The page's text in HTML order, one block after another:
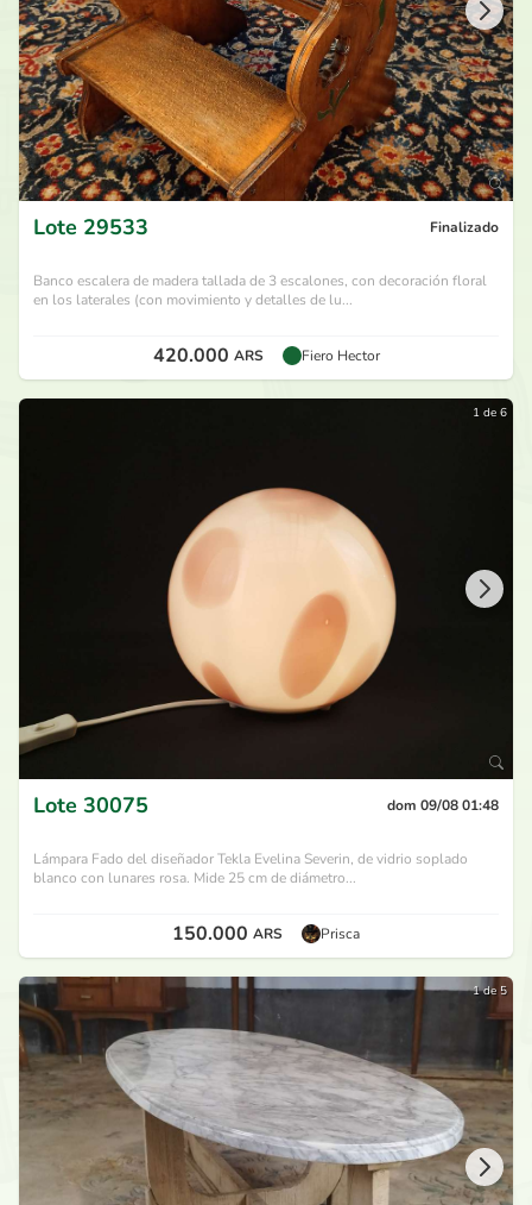
Lote 29533 Finalizado
Banco escalera de madera tallada de 3 escalones, con decoración floral
en los laterales (con movimiento y detalles de lu...
420.000 ARS Fiero Hector
1 de 6
Lote 30075 dom 09/08 01:48
Lámpara Fado del diseñador Tekla Evelina Severin, de vidrio soplado
blanco con lunares rosa. Mide 25 cm de diámetro...
150.000 ARS Prisca
1 de 5